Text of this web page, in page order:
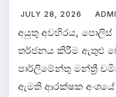
JULY 28, 2026
අයුතු අවහිරය, පොලිස්
තර්ජනය කිරීම ඇතුළු
පාර්ලිමේන්තු මන්ත්‍රී
ඇමති ආරක්ෂක